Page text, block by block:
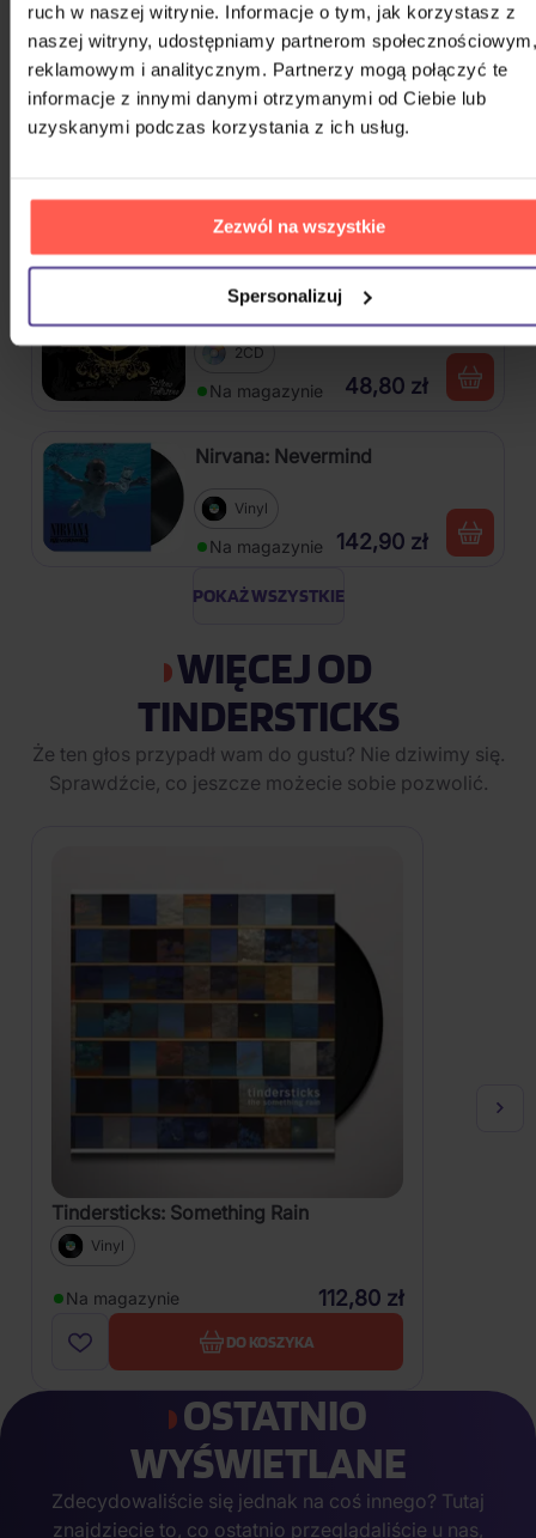
ruch w naszej witrynie. Informacje o tym, jak korzystasz z
naszej witryny, udostępniamy partnerom społecznościowym,
reklamowym i analitycznym. Partnerzy mogą połączyć te
informacje z innymi danymi otrzymanymi od Ciebie lub
uzyskanymi podczas korzystania z ich usług.
Zezwól na wszystkie
Spersonalizuj
Na magazynie 84,50 zł
Osbourne Ozzy: The Essential
Ozzy Osbourne
Na magazynie 45,00 zł
Škwor: Sečteno podtrženo Best
2CD
Na magazynie 48,80 zł
Nirvana: Nevermind
Vinyl
Na magazynie 142,90 zł
POKAŻ WSZYSTKIE
WIĘCEJ OD
TINDERSTICKS
Że ten głos przypadł wam do gustu? Nie dziwimy się.
Sprawdźcie, co jeszcze możecie sobie pozwolić.
Tindersticks: Something Rain
Vinyl
Na magazynie 112,80 zł
DO KOSZYKA
OSTATNIO
WYŚWIETLANE
Zdecydowaliście się jednak na coś innego? Tutaj
znajdziecie to, co ostatnio przeglądaliście u nas,